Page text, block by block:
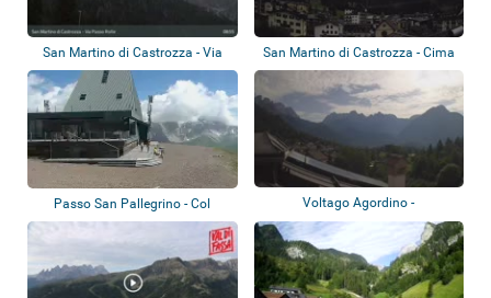
San Martino di Castrozza - Via
Passo Rol...
San Martino di Castrozza - Cima
Rosetta
Passo San Pallegrino - Col
Margherita
Voltago Agordino -
Panoramablick